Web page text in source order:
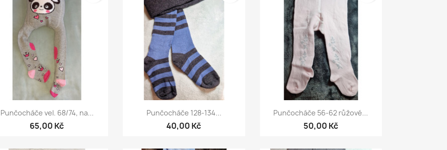
Rychlý náhled
Punčocháče vel. 68/74, na...
65,00 Kč
Rychlý náhled
Punčocháče 128-134...
40,00 Kč
Rychlý náhled
Punčocháče 56-62 růžové...
50,00 Kč